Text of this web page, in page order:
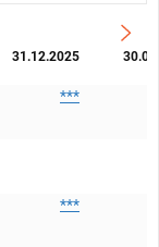
31.12.2025
***
***